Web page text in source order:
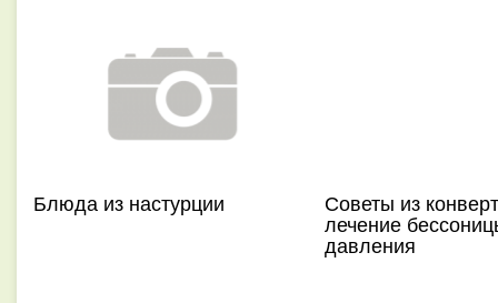
Блюда из настурции Советы из
лечение
давления